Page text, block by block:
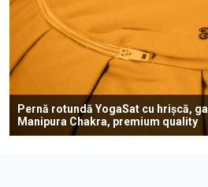
Pernă rotundă YogaSat cu hrișcă,
Manipura Chakra, premium quality